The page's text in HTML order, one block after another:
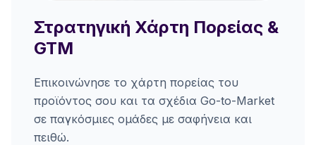
Στρατηγική Χάρτη Πορείας &
GTM
Επικοινώνησε το χάρτη πορείας του
προϊόντος σου και τα σχέδια Go-to-Market
σε παγκόσμιες ομάδες με σαφήνεια και
πειθώ.